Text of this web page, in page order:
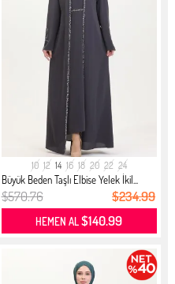
10 12 14 16 18 20 22 24
Büyük Beden Taşlı Elbise Yelek İkil...
$570.76 $234.99
HEMEN AL$140.99